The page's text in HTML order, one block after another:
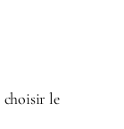
choisir le